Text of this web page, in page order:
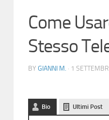
Come
Stesso
BY GIANNI M. · 1
Bio Ultimi Post